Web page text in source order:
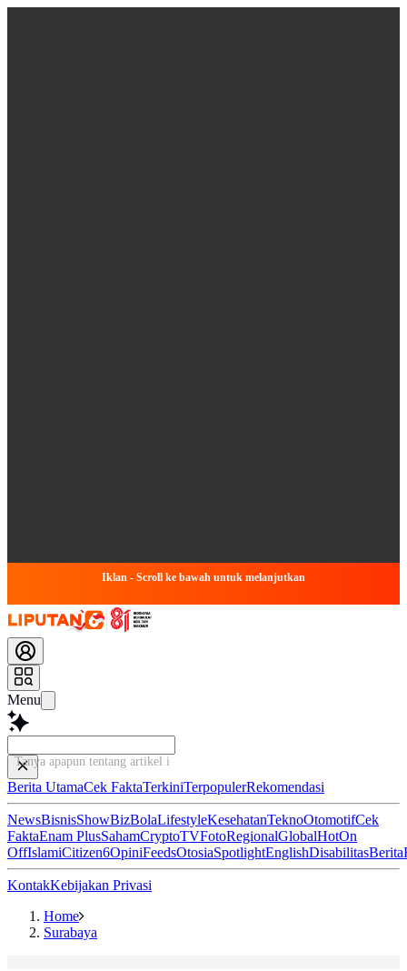
Iklan - Scroll ke bawah untuk melanjutkan
Menu
Tanya apapun tentang artikel ini...
Berita UtamaCek FaktaTerkiniTerpopulerRekomendasi
NewsBisnisShowBizBolaLifestyleKesehatanTeknoOtomotifCek
FaktaEnam PlusSahamCryptoTVFotoRegionalGlobalHotOn
OffIslamiCitizen6OpiniFeedsOtosiaSpotlightEnglishDisabilitasBerita
KontakKebijakan Privasi
Home
Surabaya